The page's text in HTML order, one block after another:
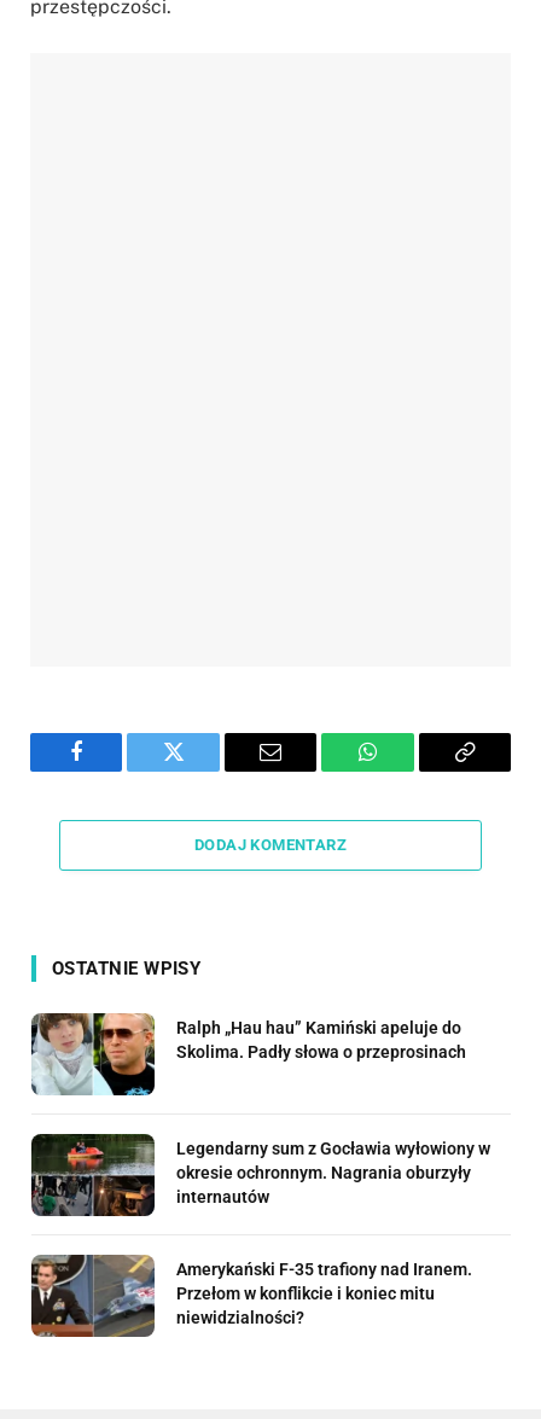
przestępczości.
Facebook Twitter Email WhatsAppCopy
DODAJ KOMENTARZ
OSTATNIE WPISY
Ralph „Hau hau” Kamiński apeluje do
Skolima. Padły słowa o przeprosinach
Legendarny sum z Gocławia wyłowiony w
okresie ochronnym. Nagrania oburzyły
internautów
Amerykański F-35 trafiony nad Iranem.
Przełom w konflikcie i koniec mitu
niewidzialności?